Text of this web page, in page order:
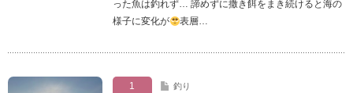
った魚は釣れず… 諦めずに撒き餌をまき続けると海の
様子に変化が
表層…
1
釣り